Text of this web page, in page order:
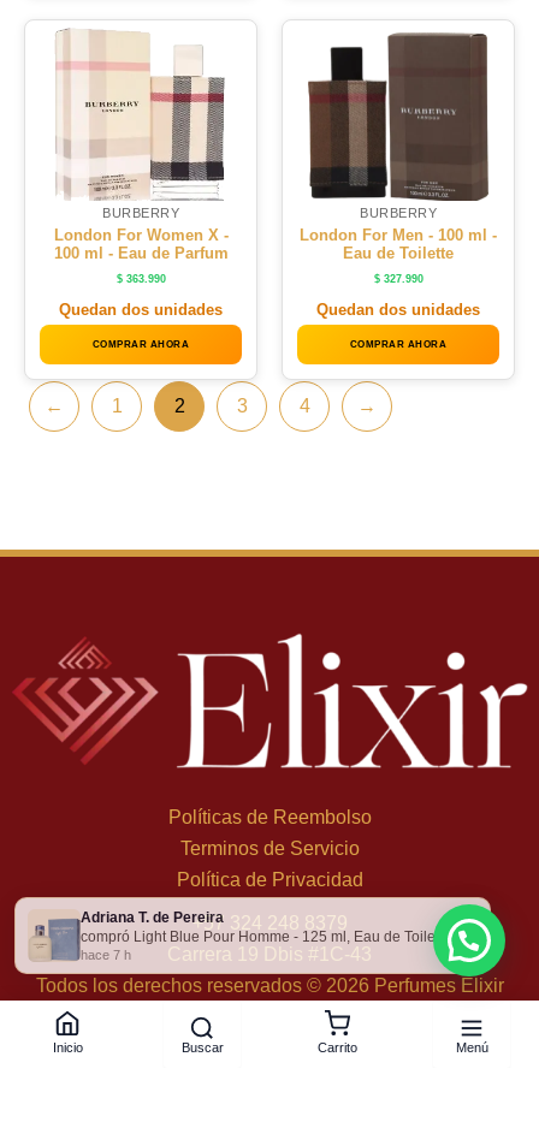
BURBERRY
London For Women X -
100 ml - Eau de Parfum
$363.990
Quedan dos unidades
COMPRAR AHORA
BURBERRY
London For Men - 100 ml -
Eau de Toilette
$327.990
Quedan dos unidades
COMPRAR AHORA
← 1 2 3 4 →
Políticas de Reembolso
Terminos de Servicio
Política de Privacidad
+57 324 248 8379
Carrera 19 Dbis #1C-43
Todos los derechos reservados © 2026 Perfumes Elixir
Inicio Buscar Carrito Menú
Adriana T. de Pereira
compró Light Blue Pour Homme - 125 ml, Eau de Toilette
hace 7 h
×